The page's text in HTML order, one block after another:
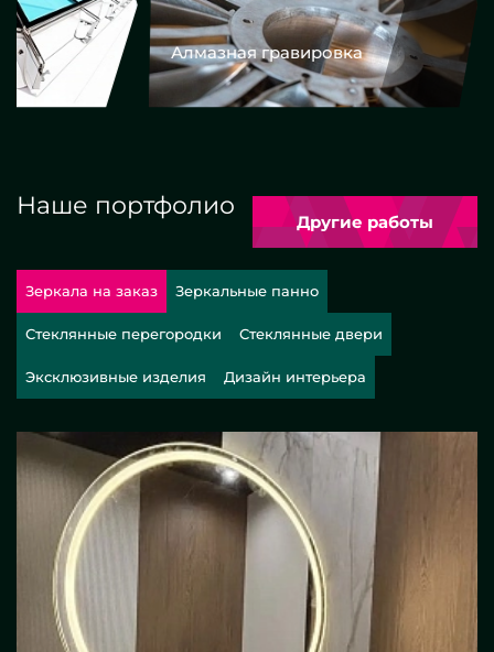
Алмазная гравировка
Наше портфолио
Другие работы
Зеркала на заказ Зеркальные панно
Стеклянные перегородки Стеклянные двери
Эксклюзивные изделия Дизайн интерьера